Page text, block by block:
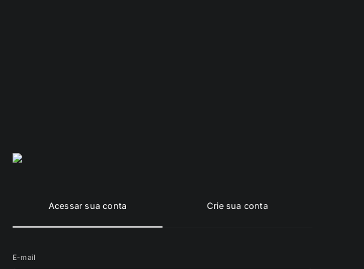
Acessar sua conta Crie sua conta
E-mail